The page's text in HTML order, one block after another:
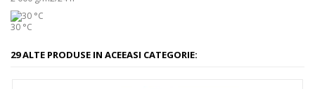
30 °C
29 ALTE PRODUSE IN ACEEASI CATEGORIE: